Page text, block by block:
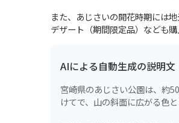
また、あじさいの開花時期には
デザート（期間限定品）なども購
AIによる自動生成の説明文
宮崎県のあじさい公園は、約
けてで、山の斜面に広がる色